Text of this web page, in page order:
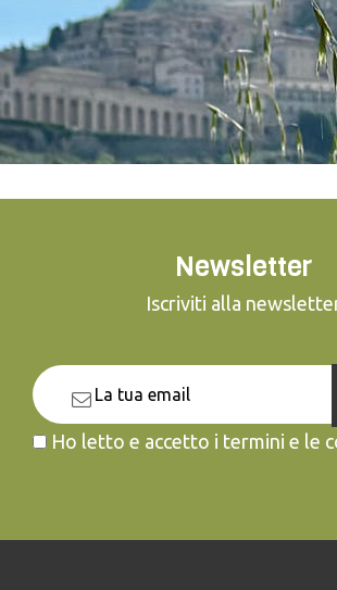
Newsletter
Iscriviti alla
Ho letto e accetto i termini e le